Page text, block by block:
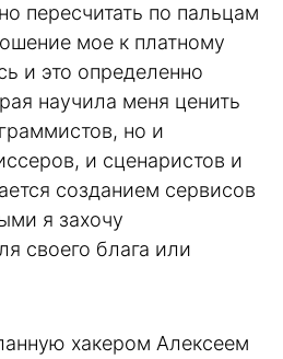
пересчитать по пальцам
мое к платному
и это определенно
научила меня ценить
но и
и сценаристов и
созданием сервисов
я захочу
своего блага или
хакером Алексеем